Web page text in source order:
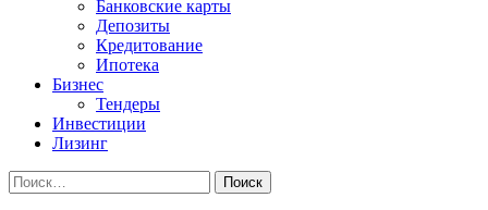
Банковские карты
Депозиты
Кредитование
Ипотека
Бизнес
Тендеры
Инвестиции
Лизинг
Найти: